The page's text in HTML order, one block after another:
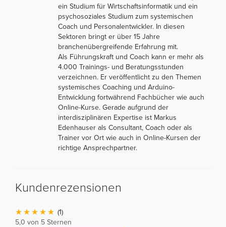
ein Studium für Wirtschaftsinformatik und ein
psychosoziales Studium zum systemischen
Coach und Personalentwickler. In diesen
Sektoren bringt er über 15 Jahre
branchenübergreifende Erfahrung mit.
Als Führungskraft und Coach kann er mehr als
4.000 Trainings- und Beratungsstunden
verzeichnen. Er veröffentlicht zu den Themen
systemisches Coaching und Arduino-
Entwicklung fortwährend Fachbücher wie auch
Online-Kurse. Gerade aufgrund der
interdisziplinären Expertise ist Markus
Edenhauser als Consultant, Coach oder als
Trainer vor Ort wie auch in Online-Kursen der
richtige Ansprechpartner.
Kundenrezensionen
(1)
5,0 von 5 Sternen